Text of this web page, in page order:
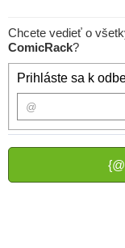
Chcete vedieť o
ComicRack?
Prihláste sa k